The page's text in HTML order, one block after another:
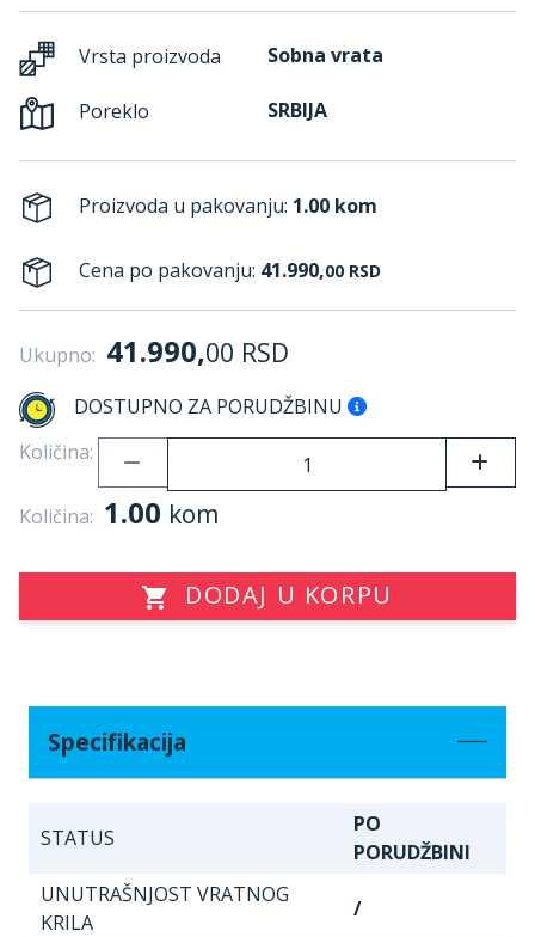
Vrsta proizvoda Sobna vrata
Poreklo SRBIJA
Proizvoda u pakovanju: 1.00 kom
Cena po pakovanju: 41.990,00 RSD
Ukupno: 41.990,00 RSD
DOSTUPNO ZA PORUDŽBINU
Količina:
Količina: 1.00 kom
DODAJ U KORPU
Specifikacija
STATUS
PO
PORUDŽBINI
UNUTRAŠNJOST VRATNOG
KRILA
/